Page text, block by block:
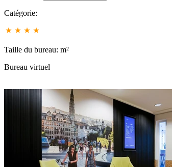
Catégorie:
Taille du bureau: m²
Bureau virtuel